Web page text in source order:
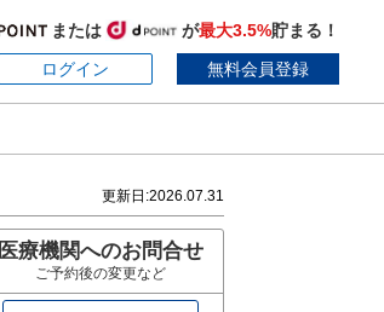
または が最大3.5%貯まる！
ログイン
無料会員登録
更新日:2026.07.31
医療機関へのお問合せ
ご予約後の変更など